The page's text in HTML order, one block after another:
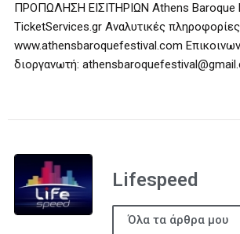
ΠΡΟΠΩΛΗΣΗ ΕΙΣΙΤΗΡΙΩΝ Athens Baroque
TicketServices.gr Αναλυτικές
www.athensbaroquefestival.com
διοργανωτή:
Lifespeed
Όλα τα άρθρα μου